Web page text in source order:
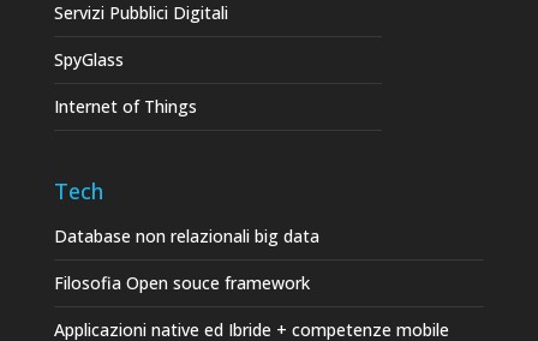
Servizi Pubblici Digitali
SpyGlass
Internet of Things
Tech
Database non relazionali big data
Filosofia Open souce framework
Applicazioni native ed Ibride + competenze mobile